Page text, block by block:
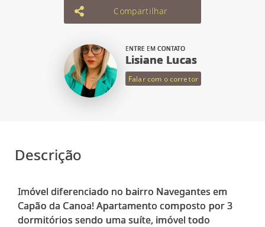
Compartilhar
ENTRE EM CONTATO
Lisiane Lucas
Falar com o corretor
Descrição
Imóvel diferenciado no bairro Navegantes em
Capão da Canoa! Apartamento composto por 3
dormitórios sendo uma suíte, imóvel todo